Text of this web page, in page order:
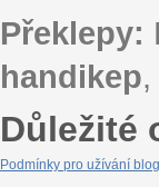
Překlepy:
handikep,
Důležité
Podmínky pro užívání